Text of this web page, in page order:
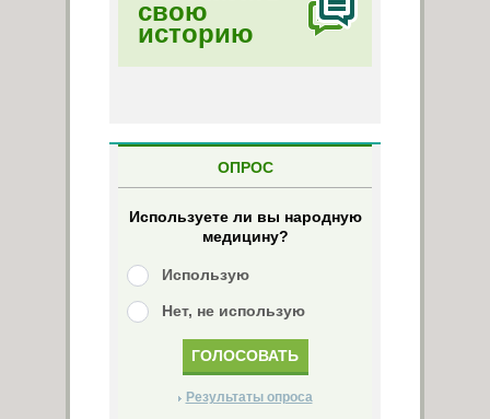
свою
историю
ОПРОС
Используете ли вы народную
медицину?
Использую
Нет, не использую
Результаты опроса